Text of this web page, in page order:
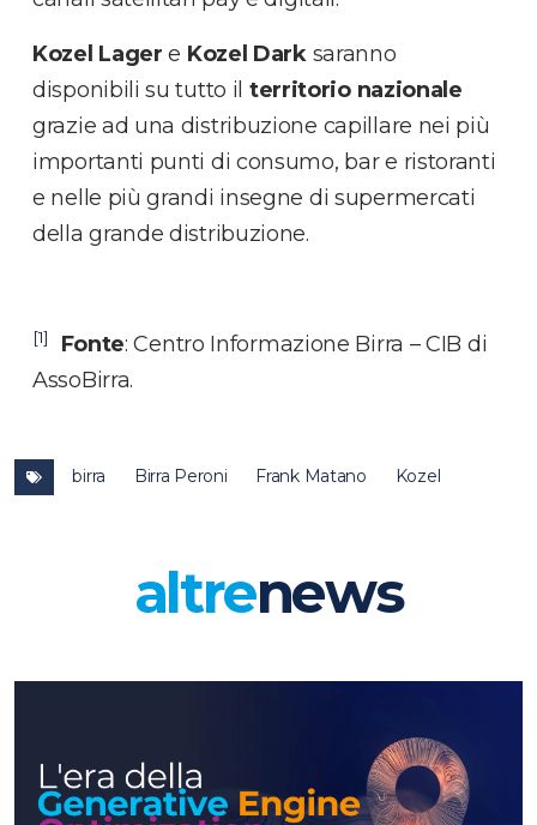
Kozel Lager e Kozel Darksaranno
disponibili su tutto il territorio nazionale
grazie ad una distribuzione capillare nei più
importanti punti di consumo, bar e ristoranti
e nelle più grandi insegne di supermercati
della grande distribuzione.
[1] Fonte: Centro Informazione Birra – CIB di
AssoBirra.
birra Birra Peroni Frank Matano Kozel
altrenews